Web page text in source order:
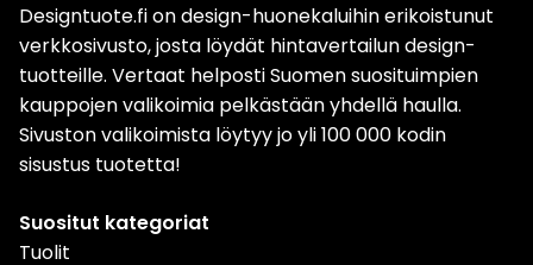
Designtuote.fi on design-huonekaluihin erikoistunut
verkkosivusto, josta löydät hintavertailun design-
tuotteille. Vertaat helposti Suomen suosituimpien
kauppojen valikoimia pelkästään yhdellä haulla.
Sivuston valikoimista löytyy jo yli 100 000 kodin
sisustus tuotetta!
Suositut kategoriat
Tuolit